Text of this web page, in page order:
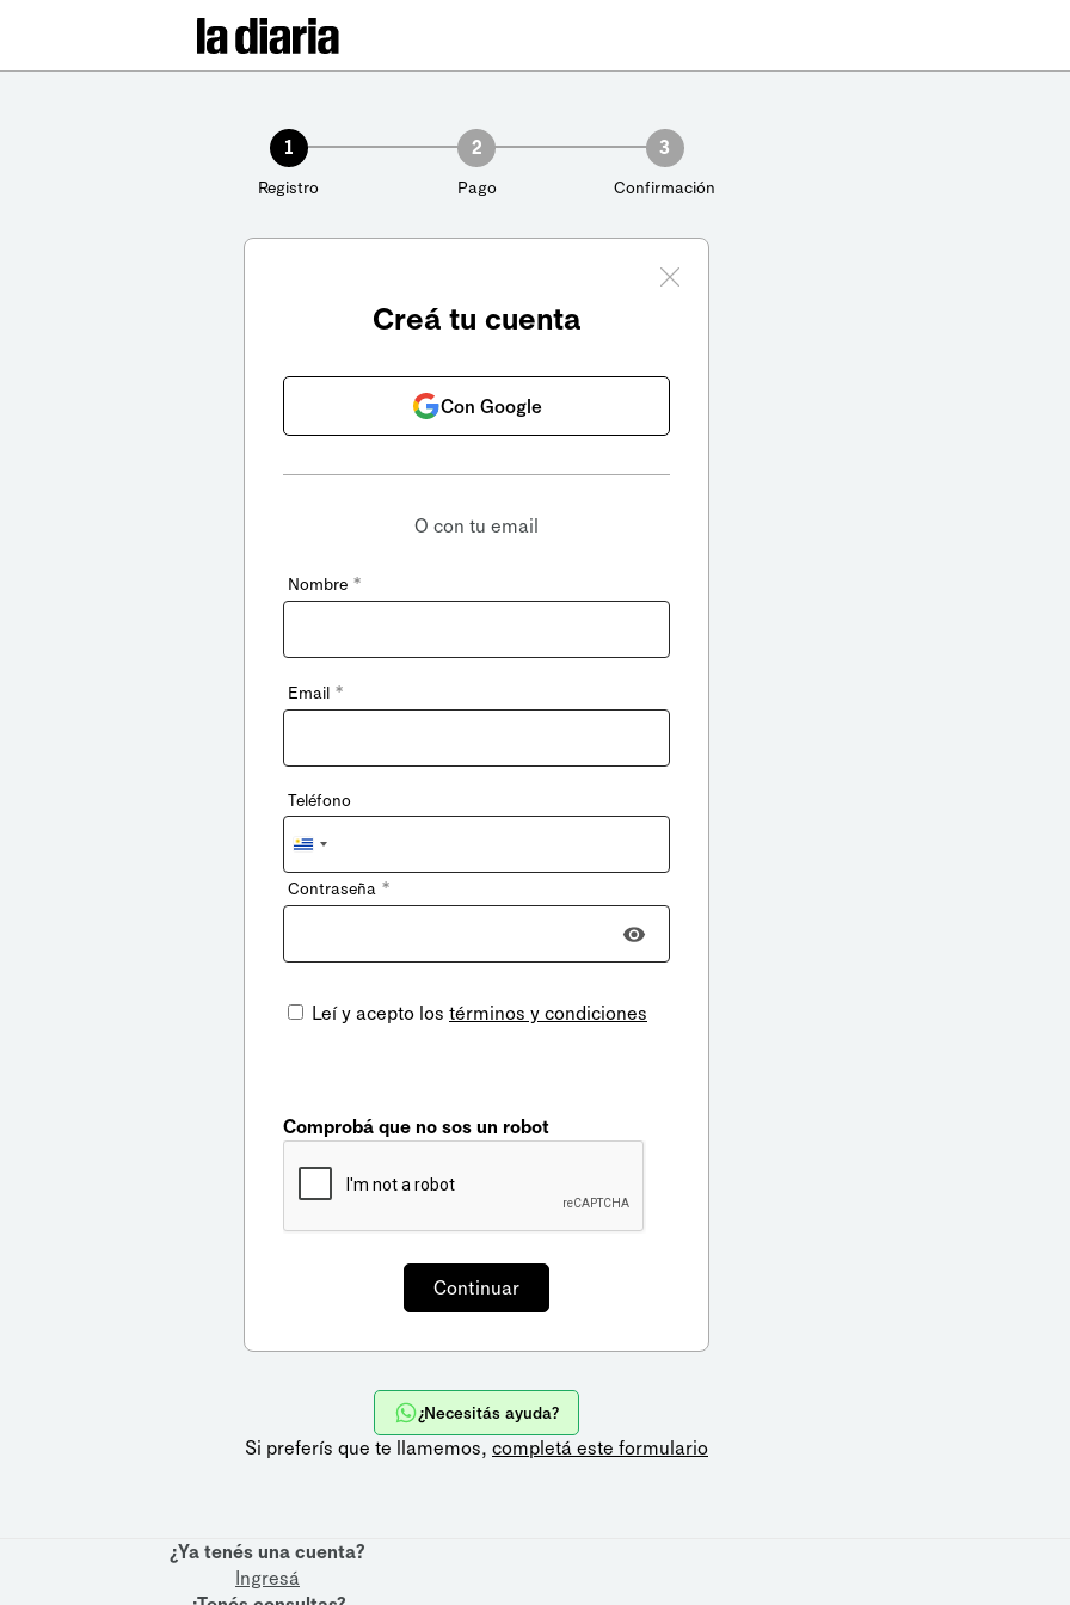
1
Registro
2
Pago
3
Confirmación
Creá tu cuenta
Con Google
O con tu email
Nombre *
Email *
Teléfono
Uruguay
+598
Contraseña *
Leí y acepto los términos y condiciones
Comprobá que no sos un robot
¿Necesitás ayuda?
Si preferís que te llamemos, completá este formulario
¿Ya tenés una cuenta?
Ingresá